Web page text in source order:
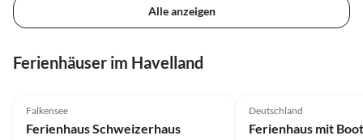
Alle anzeigen
Ferienhäuser im Havelland
Falkensee
Ferienhaus Schweizerhaus
Deutschland